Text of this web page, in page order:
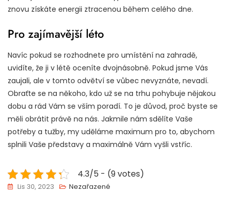
znovu získáte energii ztracenou během celého dne.
Pro zajímavější léto
Navíc pokud se rozhodnete pro umístění na zahradě,
uvidíte, že ji v létě oceníte dvojnásobně. Pokud jsme Vás
zaujali, ale v tomto odvětví se vůbec nevyznáte, nevadí.
Obraťte se na někoho, kdo už se na trhu pohybuje nějakou
dobu a rád Vám se vším poradí. To je důvod, proč byste se
měli obrátit právě na nás. Jakmile nám sdělíte Vaše
potřeby a tužby, my uděláme maximum pro to, abychom
splnili Vaše představy a maximálně Vám vyšli vstříc.
4.3/5 - (9 votes)
Lis 30, 2023 Nezařazené